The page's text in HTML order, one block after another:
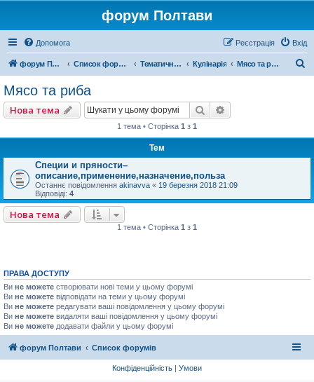
форум Полтави
Допомога Вхід
Реєстрація
форум Полтави Список форумів Тематичні форуми Кулінарія Мясо та риба
Мясо та риба
Нова тема Пошук
1 тема • Сторінка 1 з 1
Тем
Специи и пряности–
описание,применение,назначение,польза
Останнє повідомлення akinavva « 19 березня 2018 21:09
Відповіді: 4
Нова тема
1 тема • Сторінка 1 з 1
ПРАВА ДОСТУПУ
Ви не можете створювати нові теми у цьому форумі
Ви не можете відповідати на теми у цьому форумі
Ви не можете редагувати ваші повідомлення у цьому форумі
Ви не можете видаляти ваші повідомлення у цьому форумі
Ви не можете додавати файли у цьому форумі
форум Полтави Список форумів
Конфіденційність | Умови